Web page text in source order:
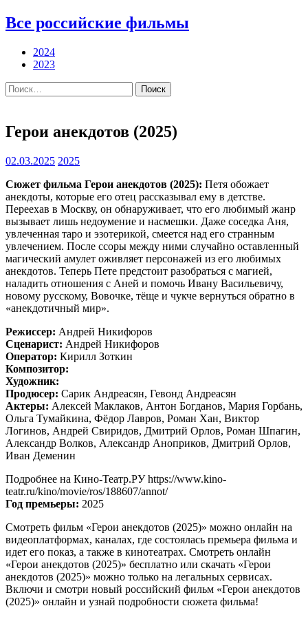
Все российские фильмы
2024
2023
Найти:
Герои анекдотов (2025)
02.03.2025 2025
Сюжет фильма Герои анекдотов (2025): Петя обожает
анекдоты, которые его отец рассказывал ему в детстве.
Переехав в Москву, он обнаруживает, что его любимый жанр
вызывает лишь недоумение и насмешки. Даже соседка Аня,
увлеченная таро и эзотерикой, смеется над его странным
увлечением. После ссоры между ними случайно оставленный
магический амулет оживляет персонажей из его любимых
анекдотов. Теперь Пете предстоит разобраться с магией,
наладить отношения с Аней и помочь Ивану Васильевичу,
новому русскому, Вовочке, тёще и чукче вернуться обратно в
«анекдотичный мир».
Режиссер: Андрей Никифоров
Сценарист: Андрей Никифоров
Оператор: Кирилл Зоткин
Композитор:
Художник:
Продюсер: Сарик Андреасян, Гевонд Андреасян
Актеры: Алексей Маклаков, Антон Богданов, Мария Горбань,
Ольга Тумайкина, Фёдор Лавров, Роман Хан, Виктор
Логинов, Андрей Свиридов, Дмитрий Орлов, Роман Шпагин,
Александр Волков, Александр Аноприков, Дмитрий Орлов,
Иван Деменин
Подробнее на Кино-Театр.РУ https://www.kino-
teatr.ru/kino/movie/ros/188607/annot/
Год премьеры: 2025
Смотреть фильм «Герои анекдотов (2025)» можно онлайн на
видеоплатформах, каналах, где состоялась премьера фильма и
идет его показ, а также в кинотеатрах. Смотреть онлайн
«Герои анекдотов (2025)» бесплатно или скачать «Герои
анекдотов (2025)» можно только на легальных сервисах.
Включи и смотри новый российский фильм «Герои анекдотов
(2025)» онлайн и узнай подробности сюжета фильма!